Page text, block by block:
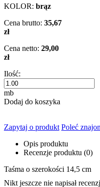
KOLOR: brąz
Cena brutto: 35,67
zł
Cena netto: 29,00
zł
Ilość:
mb
Dodaj do koszyka
Zapytaj o produkt Poleć
Opis produktu
Recenzje produktu (0)
Taśma o szerokości 14,5 cm
Nikt jeszcze nie napisał